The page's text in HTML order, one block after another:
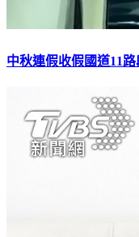
中秋連假收假國道11